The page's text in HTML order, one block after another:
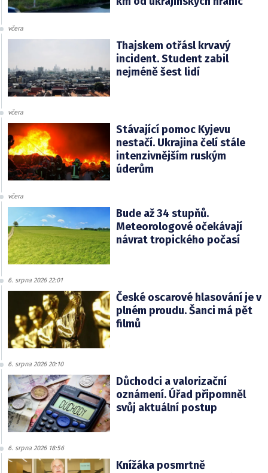
včera
Thajskem otřásl krvavý
incident. Student zabil
nejméně šest lidí
včera
Stávající pomoc Kyjevu
nestačí. Ukrajina čelí stále
intenzivnějším ruským
úderům
včera
Bude až 34 stupňů.
Meteorologové očekávají
návrat tropického počasí
6. srpna 2026 22:01
České oscarové hlasování je v
plném proudu. Šanci má pět
filmů
6. srpna 2026 20:10
Důchodci a valorizační
oznámení. Úřad připomněl
svůj aktuální postup
6. srpna 2026 18:56
Knížáka posmrtně